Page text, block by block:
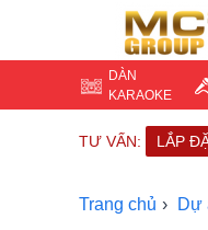
DÀN
KARAOKE
TƯ VẤN: LẮP
Trang chủ Dự